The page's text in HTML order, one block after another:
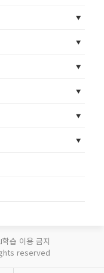
습 이용 금지
reserved